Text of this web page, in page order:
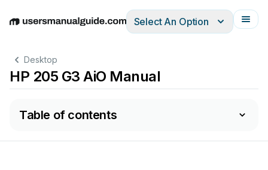
EnglishDeutschEspañolItalianoFrançais
Select An Option
Desktop
HP 205 G3 AiO Manual
Table of contents